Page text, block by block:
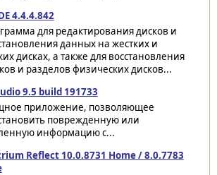
4.4.4.842
для редактирования дисков и
данных на жестких и
дисках, а также для восстановления
и разделов физических дисков...
9.5 build 191733
приложение, позволяющее
поврежденную или
информацию с...
Reflect 10.0.8731 Home / 8.0.7783